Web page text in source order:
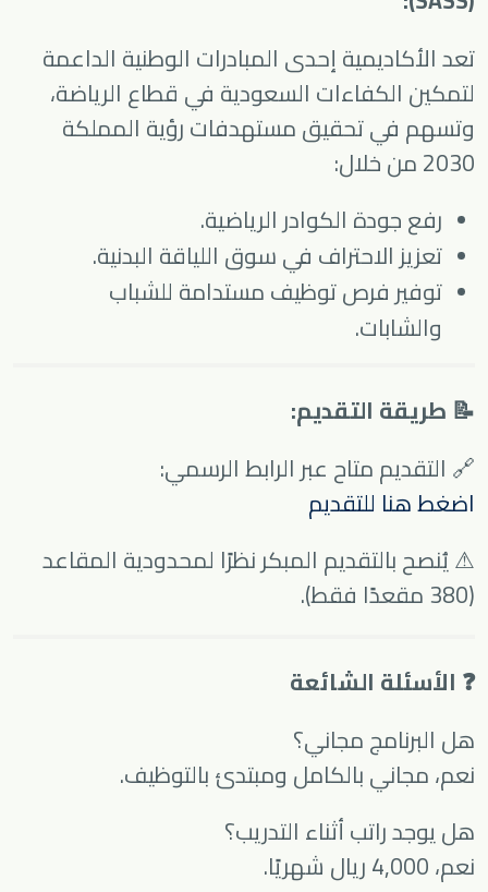
تعد الأكاديمية إحدى المبادرات الوطنية الداعمة
لتمكين الكفاءات السعودية في قطاع الرياضة،
وتسهم في تحقيق مستهدفات رؤية المملكة
2030 من خلال:
رفع جودة الكوادر الرياضية.
تعزيز الاحتراف في سوق اللياقة البدنية.
توفير فرص توظيف مستدامة للشباب
والشابات.
📝 طريقة التقديم:
🔗 التقديم متاح عبر الرابط الرسمي:
اضغط هنا للتقديم
⚠ يُنصح بالتقديم المبكر نظرًا لمحدودية المقاعد
(380 مقعدًا فقط).
❓ الأسئلة الشائعة
هل البرنامج مجاني؟
نعم، مجاني بالكامل ومبتدئ بالتوظيف.
هل يوجد راتب أثناء التدريب؟
نعم، 4,000 ريال شهريًا.